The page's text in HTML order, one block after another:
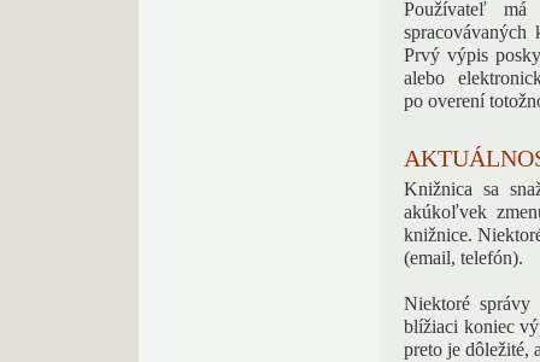
Používateľ
Prvý výpis
alebo
po overení
Knižnica sa
akúkoľvek
knižnice.
(email, telefón).
Niektoré správy
blížiaci koniec
preto je dôležité,